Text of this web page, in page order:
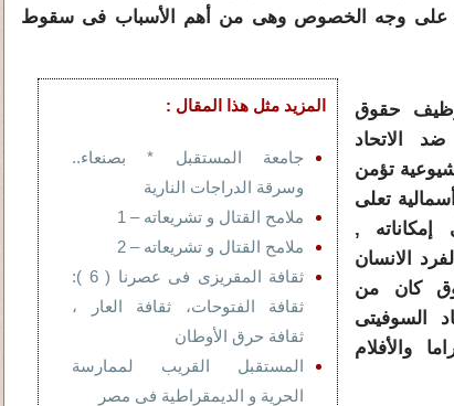
على وجه الخصوص وهى من أهم الأسباب فى سقوط
المزيد مثل هذا المقال :
جامعة المستقبل * بصنعاء..
وسرقة الدراجات النارية
ملامح القتال و تشريعاته – 1
ملامح القتال و تشريعاته – 2
ثقافة المقريزى فى عصرنا ( 6 ):
ثقافة الفتوحات، ثقافة العار ،
ثقافة حرق الأوطان
المستقبل القريب لممارسة
الحرية و الديمقراطية فى مصر
حقوق
الاتحاد
تؤمن
تعلى
,
الانسان
كان من
السوفيتى
والأفلام